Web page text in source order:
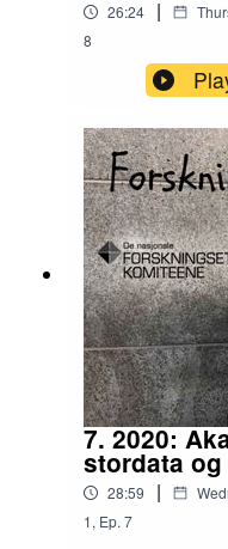
26:24 |
8
7. 2020:
stordata
28:59 |
1, Ep. 7